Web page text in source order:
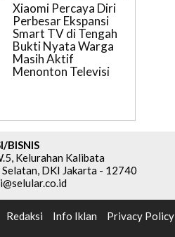
Xiaomi Percaya Diri
Perbesar Ekspansi
Smart TV di Tengah
Bukti Nyata Warga
Masih Aktif
Menonton Televisi
BISNIS
Kelurahan Kalibata
DKI Jakarta - 12740
Redaksi Info Iklan Privacy Policy